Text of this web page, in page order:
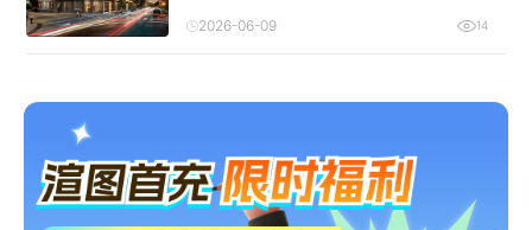
2026-06-09 14